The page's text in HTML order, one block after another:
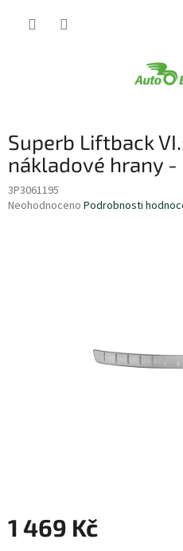
Superb Liftback
nákladové hrany
3P3061195
Průměrné
Neohodnoceno Podrobnosti
1 469 Kč